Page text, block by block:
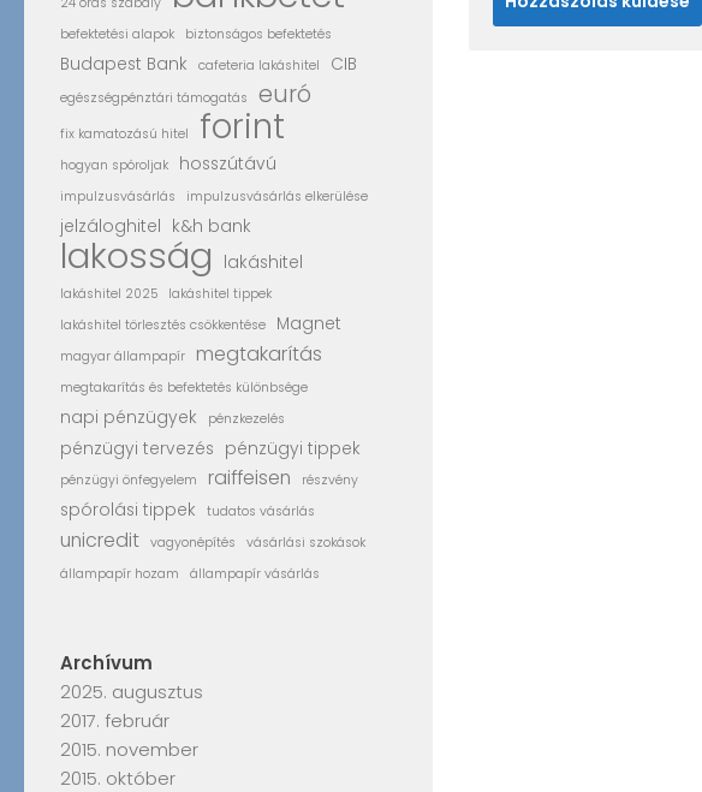
befektetési alapok biztonságos befektetés
Budapest Bank cafeteria lakáshitel CIB
egészségpénztári támogatás euró
fix kamatozású hitel forint
hogyan spóroljak hosszútávú
impulzusvásárlás impulzusvásárlás elkerülése
jelzáloghitel k&h bank
lakosság lakáshitel
lakáshitel 2025
lakáshitel tippek
lakáshitel törlesztés csökkentése
Magnet
magyar állampapír megtakarítás
megtakarítás és befektetés különbsége
napi pénzügyek pénzkezelés
pénzügyi tervezés pénzügyi tippek
pénzügyi önfegyelem raiffeisen részvény
spórolási tippek tudatos vásárlás
unicredit vagyonépítés
vásárlási szokások
állampapír hozam
állampapír vásárlás
Archívum
2025. augusztus
2017. február
2015. november
2015. október